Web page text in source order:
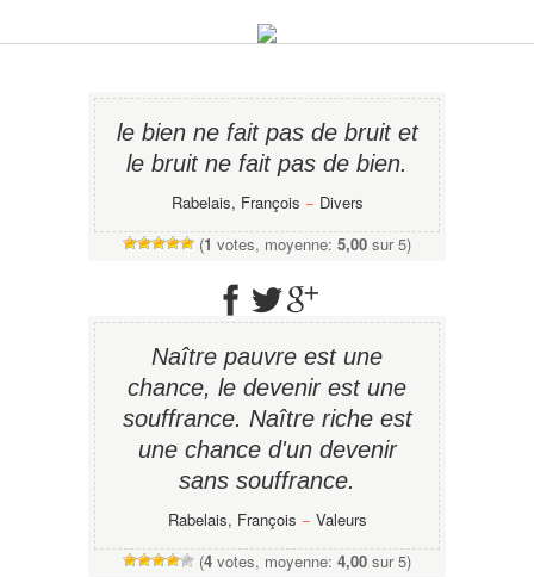
le bien ne fait pas de bruit et
le bruit ne fait pas de bien.
Rabelais, François − Divers
(1 votes, moyenne: 5,00 sur 5)
Naître pauvre est une
chance, le devenir est une
souffrance. Naître riche est
une chance d'un devenir
sans souffrance.
Rabelais, François − Valeurs
(4 votes, moyenne: 4,00 sur 5)